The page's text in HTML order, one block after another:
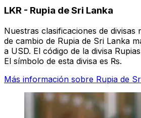
LKR - Rupia de Sri Lanka
Nuestras clasificaciones de divisas
de cambio de Rupia de Sri Lanka
a USD. El código de la divisa
El símbolo de esta divisa es ₨.
Más información sobre Rupia de